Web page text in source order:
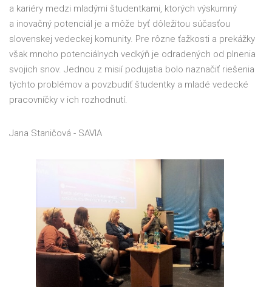
a kariéry medzi mladými študentkami, ktorých výskumný
a inovačný potenciál je a môže byť dôležitou súčasťou
slovenskej vedeckej komunity. Pre rôzne ťažkosti a prekážky
však mnoho potenciálnych vedkýň je odradených od plnenia
svojich snov. Jednou z misií podujatia bolo naznačiť riešenia
týchto problémov a povzbudiť študentky a mladé vedecké
pracovníčky v ich rozhodnutí.
Jana Staničová - SAVIA